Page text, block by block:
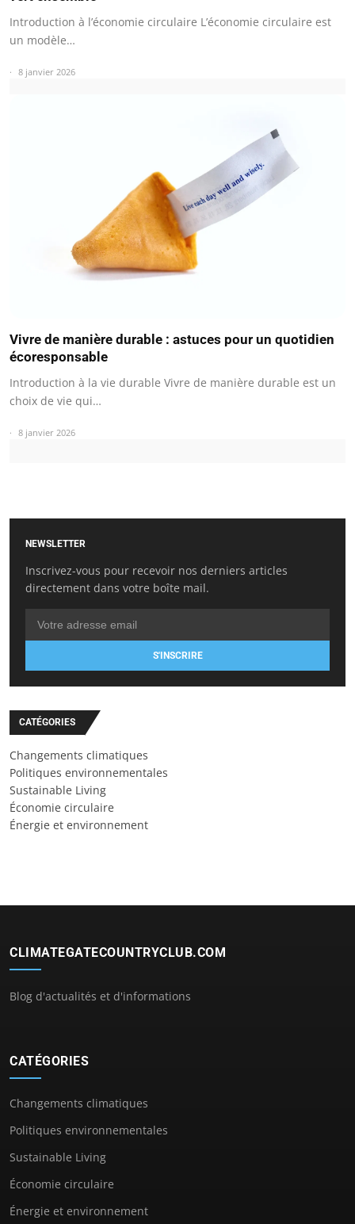
Introduction à l’économie circulaire L’économie circulaire est
un modèle…
8 janvier 2026
Vivre de manière durable : astuces pour un quotidien
écoresponsable
Introduction à la vie durable Vivre de manière durable est un
choix de vie qui…
8 janvier 2026
NEWSLETTER
Inscrivez-vous pour recevoir nos derniers articles
directement dans votre boîte mail.
S'INSCRIRE
CATÉGORIES
Changements climatiques
Politiques environnementales
Sustainable Living
Économie circulaire
Énergie et environnement
CLIMATEGATECOUNTRYCLUB.COM
Blog d'actualités et d'informations
CATÉGORIES
Changements climatiques
Politiques environnementales
Sustainable Living
Économie circulaire
Énergie et environnement